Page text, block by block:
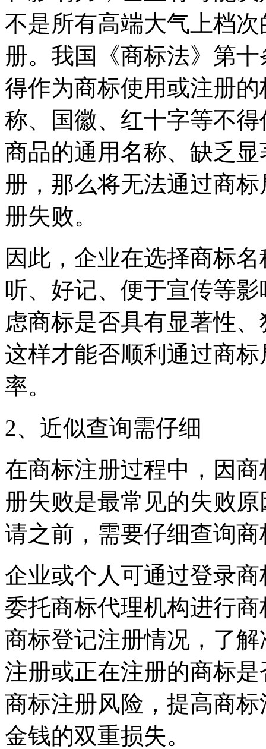
不是所有高端大气上档
册。我国《商标法》第
得作为商标使用或注册
称、国徽、红十字等不
商品的通用名称、缺乏
册，那么将无法通过商
册失败。
因此，企业在选择商标
听、好记、便于宣传等
虑商标是否具有显著性
这样才能否顺利通过商
率。
2、近似查询需仔细
在商标注册过程中，因
册失败是最常见的失败
请之前，需要仔细查询
企业或个人可通过登录
委托商标代理机构进行
商标登记注册情况，了
注册或正在注册的商标
商标注册风险，提高商
金钱的双重损失。